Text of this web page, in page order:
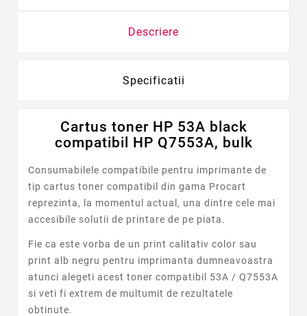
Descriere
Specificatii
Cartus toner HP 53A black
compatibil HP Q7553A, bulk
Consumabilele compatibile pentru imprimante de
tip cartus toner compatibil din gama Procart
reprezinta, la momentul actual, una dintre cele mai
accesibile solutii de printare de pe piata.
Fie ca este vorba de un print calitativ color sau
print alb negru pentru imprimanta dumneavoastra
atunci alegeti acest toner compatibil 53A / Q7553A
si veti fi extrem de multumit de rezultatele
obtinute.